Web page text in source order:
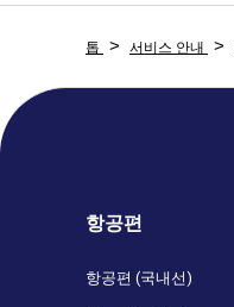
톱 서비스 안내
항공편
항공편 (국내선)